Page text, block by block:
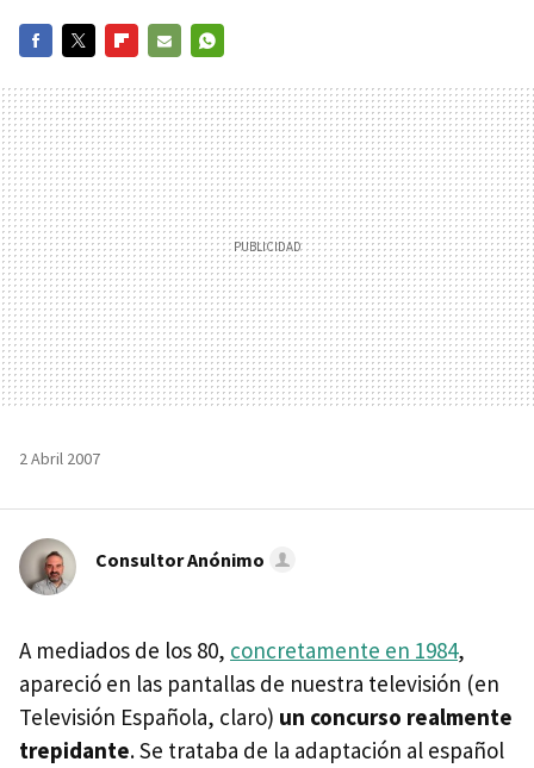
MAIL
2 Abril 2007
Consultor Anónimo
A mediados de los 80, concretamente en 1984,
apareció en las pantallas de nuestra televisión (en
Televisión Española, claro) un concurso realmente
trepidante. Se trataba de la adaptación al español